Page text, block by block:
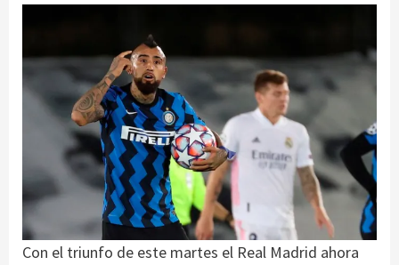
Con el triunfo de este martes el Real Madrid ahora